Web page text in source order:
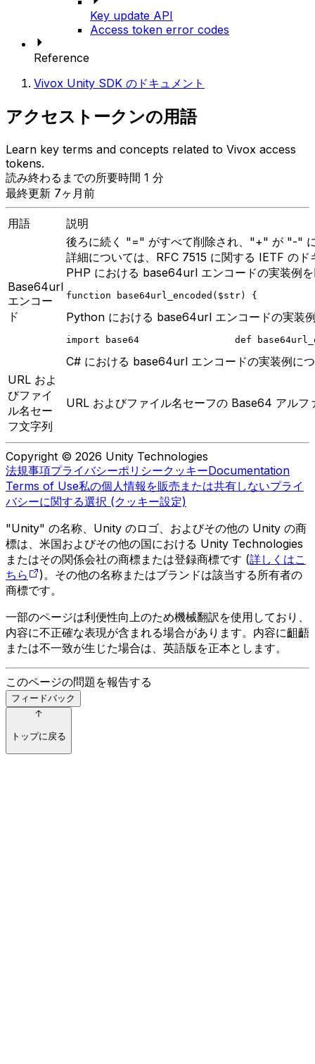
Key update API
Access token error codes
Reference
Vivox Unity SDK のドキュメント
アクセストークンの用語
Learn key terms and concepts related to Vivox access
tokens.
読み終わるまでの所要時間 1 分
最終更新 7ヶ月前
用語 説明
Base64url
エンコー
ド
後ろに続く "=" がすべて削除され、"+" が "-"
詳細については、RFC 7515 に関する IETF の
PHP における base64url エンコードの実装例
function base64url_encoded($str) {
Python における base64url エンコードの実装
import base64                 def
C# における base64url エンコードの実装例に
URL およ
びファイ
ル名セー
フ文字列
URL およびファイル名セーフの Base64 アル
Copyright © 2026 Unity Technologies
法規事項プライバシーポリシークッキーDocumentation
Terms of Use私の個人情報を販売または共有しないプライ
バシーに関する選択 (クッキー設定)
"Unity" の名称、Unity のロゴ、およびその他の Unity の商
標は、米国およびその他の国における Unity Technologies
またはその関係会社の商標または登録商標です (詳しくはこ
ちら
)。その他の名称またはブランドは該当する所有者の
商標です。
一部のページは利便性向上のため機械翻訳を使用しており、
内容に不正確な表現が含まれる場合があります。内容に齟齬
または不一致が生じた場合は、英語版を正本とします。
このページの問題を報告する
フィードバック
トップに戻る